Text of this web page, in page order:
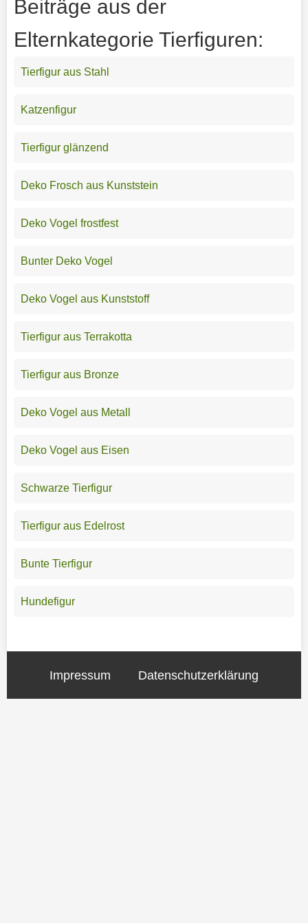
Beiträge aus der
Elternkategorie Tierfiguren:
Tierfigur aus Stahl
Katzenfigur
Tierfigur glänzend
Deko Frosch aus Kunststein
Deko Vogel frostfest
Bunter Deko Vogel
Deko Vogel aus Kunststoff
Tierfigur aus Terrakotta
Tierfigur aus Bronze
Deko Vogel aus Metall
Deko Vogel aus Eisen
Schwarze Tierfigur
Tierfigur aus Edelrost
Bunte Tierfigur
Hundefigur
Impressum Datenschutzerklärung